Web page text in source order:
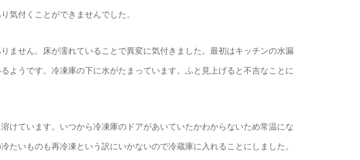
気付くことができませんでした。
ません。床が濡れていることで異変に気付きました。最初はキッチンの水漏
ようです。冷凍庫の下に水がたまっています。ふと見上げると不吉なことに
けています。いつから冷凍庫のドアがあいていたかわからないため常温にな
たいものも再冷凍という訳にいかないので冷蔵庫に入れることにしました。